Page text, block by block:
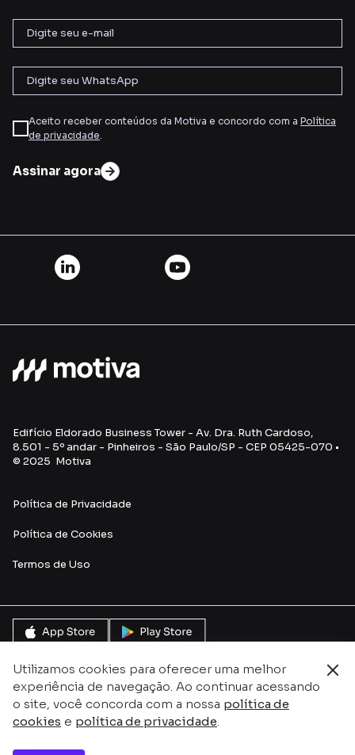
Utilizamos cookies para oferecer uma melhor
experiência de navegação. Ao continuar acessando
o site, você concorda com a nossa política de
cookies e política de privacidade.
Aceito receber conteúdos da Motiva e concordo com a Política
de privacidade
Assinar agora
Edifício Eldorado Business Tower - Av. Dra. Ruth Cardoso,
8.501 - 5º andar - Pinheiros - São Paulo/SP - CEP 05425-070 •
© 2025 Motiva
Política de Privacidade
Política de Cookies
Termos de Uso